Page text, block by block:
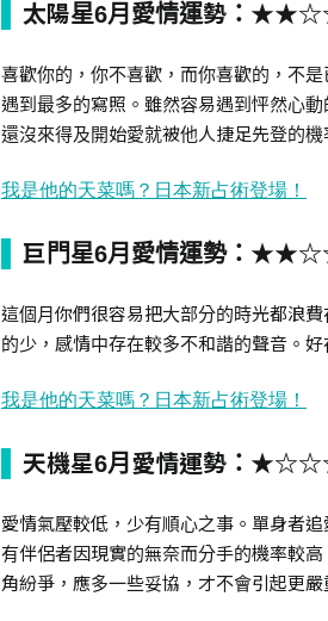
太陽星6月愛情運勢：
喜歡你的，你不喜歡，而你喜歡的，不
遇到最多的寫照。雖然容易遇到怦然心
還沒來得及開始愛就被他人捷足先登的機
巨門星6月愛情運勢：
這個月你們很容易把大部分的時光都浪
的少，感情中存在較多不和諧的聲音。
天機星6月愛情運勢：
愛情氣壓較低，少有順心之事。單身者
有伴侶者因現實的無奈而分手的機率較
角紛爭，應多一些妥協，才不會引起更嚴